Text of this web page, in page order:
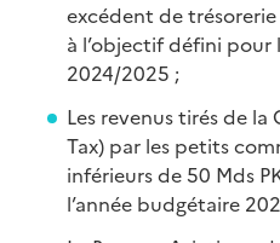
excédent de
à l’objectif défini pour
2024/2025 ;
Les revenus tirés de la
Tax) par les petits
inférieurs de 50 Mds
l’année budgétaire